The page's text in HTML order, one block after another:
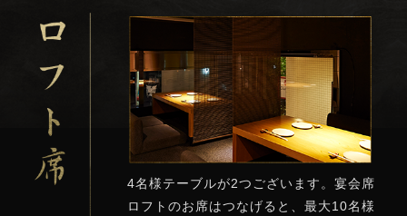
4名様テーブルが2つございます。宴会席
ロフトのお席はつなげると、最大10名様